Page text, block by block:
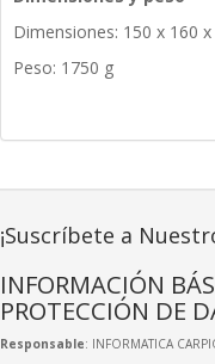
Dimensiones: 150 x 160
Peso: 1750 g
¡Suscríbete a
INFORMACIÓN
PROTECCIÓN DE
Responsable: INFORMATICA